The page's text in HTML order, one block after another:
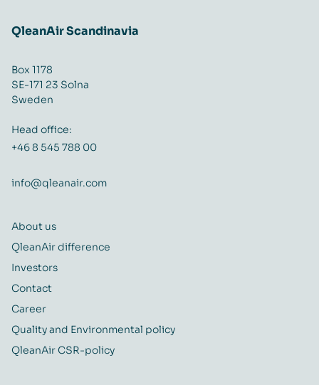
QleanAir Scandinavia
Box 1178
SE-171 23 Solna
Sweden
Head office:
+46 8 545 788 00
info@qleanair.com
About us
QleanAir difference
Investors
Contact
Career
Quality and Environmental policy
QleanAir CSR-policy